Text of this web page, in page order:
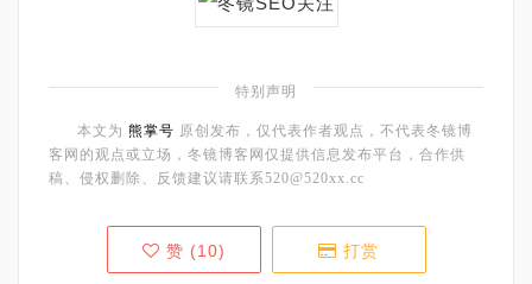
特别声明
本文为 熊掌号 原创发布，仅代表作者观点，不代表冬镜博
客网的观点或立场，冬镜博客网仅提供信息发布平台，合作供
稿、侵权删除、反馈建议请联系520@520xx.cc
赞 (10) 打赏